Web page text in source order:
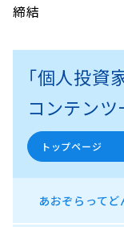
締結
「個人投資
コンテンツ
トップページ
あおぞらってど